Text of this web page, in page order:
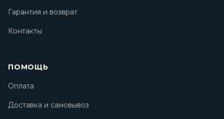
Гарантия и возврат
Контакты
ПОМОЩЬ
Оплата
Доставка и самовывоз